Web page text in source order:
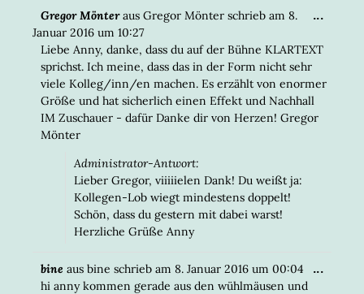
Gregor Mönteraus Gregor Mönter schrieb am 8.
Januar 2016 um 10:27
Liebe Anny, danke, dass du auf der Bühne KLARTEXT
sprichst. Ich meine, dass das in der Form nicht sehr
viele Kolleg/inn/en machen. Es erzählt von enormer
Größe und hat sicherlich einen Effekt und Nachhall
IM Zuschauer - dafür Danke dir von Herzen! Gregor
Mönter
Administrator-Antwort:
Lieber Gregor, viiiiielen Dank! Du weißt ja:
Kollegen-Lob wiegt mindestens doppelt!
Schön, dass du gestern mit dabei warst!
Herzliche Grüße Anny
...DIESE
EIN-/
bine aus bine schrieb am 8. Januar 2016 um 00:04
hi anny kommen gerade aus den wühlmäusen und
...DIESE